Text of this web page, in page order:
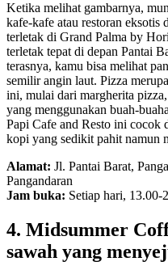
Ketika melihat gambarnya,
kafe-kafe atau restoran
terletak di Grand Palma by
terletak tepat di depan Pantai
terasnya, kamu bisa melihat
semilir angin laut. Pizza
ini, mulai dari margherita
yang menggunakan buah-
Papi Cafe and Resto ini cocok
kopi yang sedikit pahit namun
Alamat: Jl. Pantai Barat,
Pangandaran
Jam buka: Setiap hari, 13.00-
4. Midsummer
sawah yang